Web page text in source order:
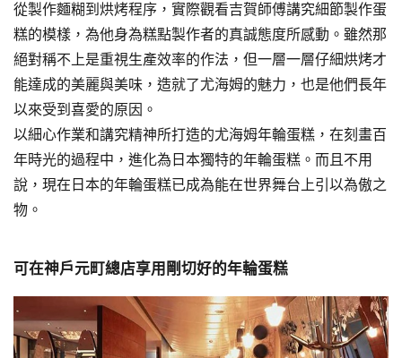
從製作麵糊到烘烤程序，實際觀看吉賀師傅講究細節製作蛋
糕的模樣，為他身為糕點製作者的真誠態度所感動。雖然那
絕對稱不上是重視生產效率的作法，但一層一層仔細烘烤才
能達成的美麗與美味，造就了尤海姆的魅力，也是他們長年
以來受到喜愛的原因。
以細心作業和講究精神所打造的尤海姆年輪蛋糕，在刻畫百
年時光的過程中，進化為日本獨特的年輪蛋糕。而且不用
說，現在日本的年輪蛋糕已成為能在世界舞台上引以為傲之
物。
可在神戶元町總店享用剛切好的年輪蛋糕